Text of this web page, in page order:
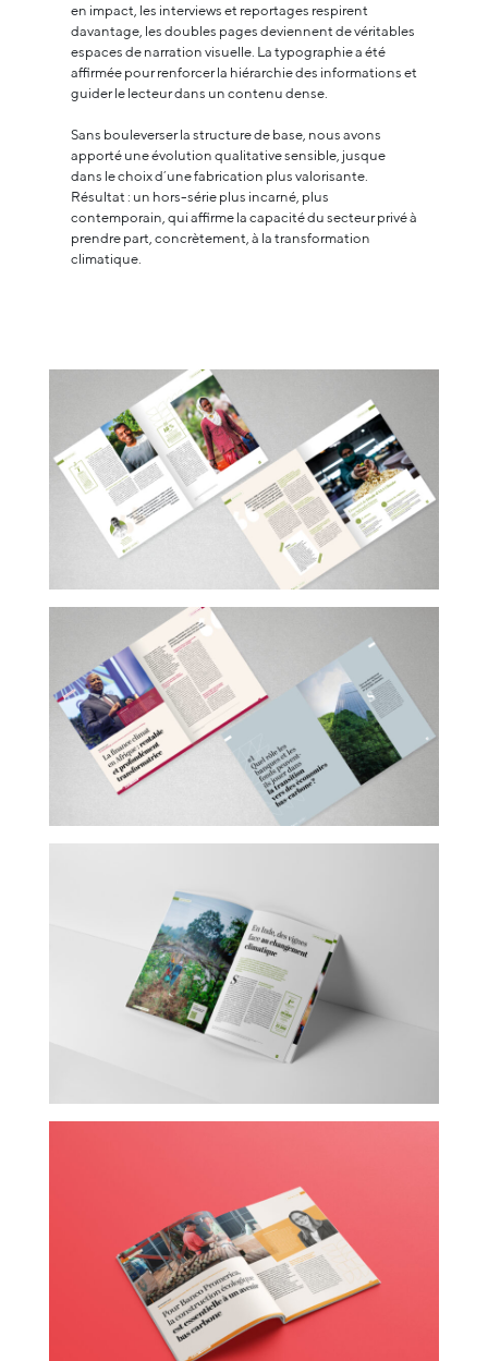
en impact, les interviews et reportages respirent
davantage, les doubles pages deviennent de véritables
espaces de narration visuelle. La typographie a été
affirmée pour renforcer la hiérarchie des informations et
guider le lecteur dans un contenu dense.
Sans bouleverser la structure de base, nous avons
apporté une évolution qualitative sensible, jusque
dans le choix d’une fabrication plus valorisante.
Résultat : un hors-série plus incarné, plus
contemporain, qui affirme la capacité du secteur privé à
prendre part, concrètement, à la transformation
climatique.